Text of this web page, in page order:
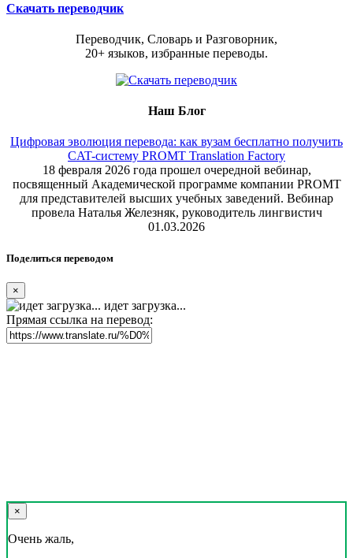
Скачать переводчик
Переводчик, Словарь и Разговорник,
20+ языков, избранные переводы.
Наш Блог
Цифровая эволюция перевода: как вузам бесплатно получить
CAT-систему PROMT Translation Factory
18 февраля 2026 года прошел очередной вебинар,
посвященный Академической программе компании PROMT
для представителей высших учебных заведений. Вебинар
провела Наталья Железняк, руководитель лингвистич
01.03.2026
Поделиться переводом
×
идет загрузка...
Прямая ссылка на перевод:
×
Очень жаль,